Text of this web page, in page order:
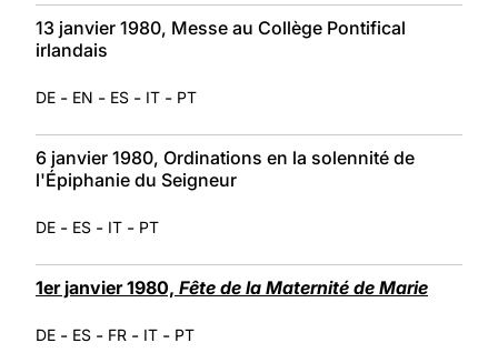
13 janvier 1980, Messe au Collège Pontifical
irlandais
DE - EN - ES - IT - PT
6 janvier 1980, Ordinations en la solennité de
l'Épiphanie du Seigneur
DE - ES - IT - PT
1er janvier 1980, Fête de la Maternité de Marie
DE - ES - FR - IT - PT